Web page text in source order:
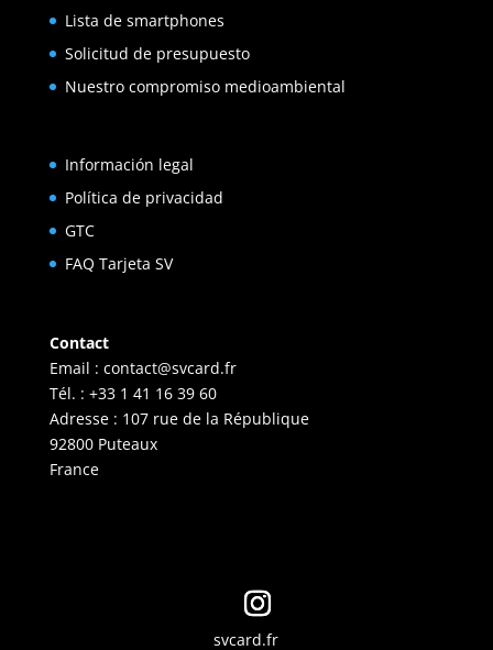
Lista de smartphones
Solicitud de presupuesto
Nuestro compromiso medioambiental
Información legal
Política de privacidad
GTC
FAQ Tarjeta SV
Contact
Email : contact@svcard.fr
Tél. : +33 1 41 16 39 60
Adresse : 107 rue de la République
92800 Puteaux
France
svcard.fr